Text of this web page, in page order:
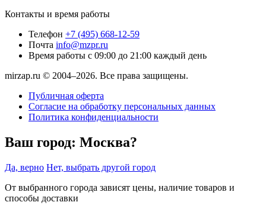
Контакты и время работы
Телефон +7 (495) 668-12-59
Почта info@mzpr.ru
Время работы с 09:00 до 21:00 каждый день
mirzap.ru © 2004–2026. Все права защищены.
Публичная оферта
Согласие на обработку персональных данных
Политика конфиденциальности
Ваш город: Москва?
Да, верно Нет, выбрать другой город
От выбранного города зависят цены, наличие товаров и
способы доставки